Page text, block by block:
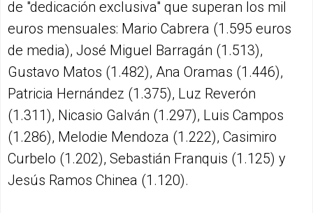
de "dedicación exclusiva" que superan los mil
euros mensuales: Mario Cabrera (1.595 euros
de media), José Miguel Barragán (1.513),
Gustavo Matos (1.482), Ana Oramas (1.446),
Patricia Hernández (1.375), Luz Reverón
(1.311), Nicasio Galván (1.297), Luis Campos
(1.286), Melodie Mendoza (1.222), Casimiro
Curbelo (1.202), Sebastián Franquis (1.125) y
Jesús Ramos Chinea (1.120).